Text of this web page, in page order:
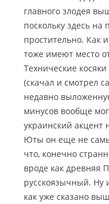
главного злодея
поскольку здесь
простительно. Как
тоже имеют место
Технические
(скачал и смотрел
недавно
минусов вообще
украинский акцент
Юты он еще не
что, конечно
вроде как древняя
русскоязычный. Ну
как уже сказано